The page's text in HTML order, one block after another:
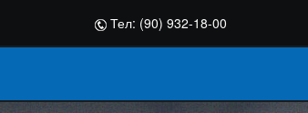
Тел: (90) 932-18-00